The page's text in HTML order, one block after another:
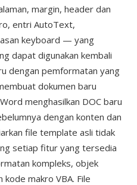
margin, header dan
entri AutoText,
keyboard — yang
dapat digunakan kembali
dengan pemformatan yang
dokumen baru
menghasilkan DOC baru
dengan konten dan
file template asli tidak
setiap fitur yang tersedia
kompleks, objek
makro VBA. File